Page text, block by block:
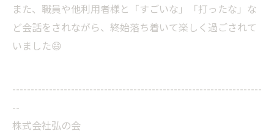
また、職員や他利用者様と「すごいな」「打ったな」な
ど会話をされながら、終始落ち着いて楽しく過ごされて
いました😄
--------------------------------------------------------------------
--
株式会社弘の会